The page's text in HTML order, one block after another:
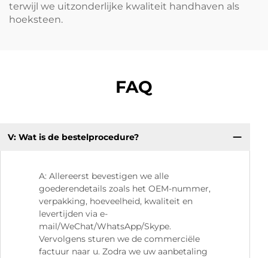
terwijl we uitzonderlijke kwaliteit handhaven als
hoeksteen.
FAQ
V: Wat is de bestelprocedure?
A: Allereerst bevestigen we alle
goederendetails zoals het OEM-nummer,
verpakking, hoeveelheid, kwaliteit en
levertijden via e-
mail/WeChat/WhatsApp/Skype.
Vervolgens sturen we de commerciële
factuur naar u. Zodra we uw aanbetaling